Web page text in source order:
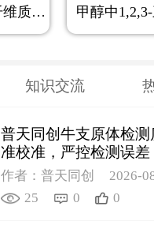
饼干中总膳食纤维质控样品
知识交流
普天同创牛支原体检
准校准，严控检测误差
作者：普天同创
2026-
25
0 0